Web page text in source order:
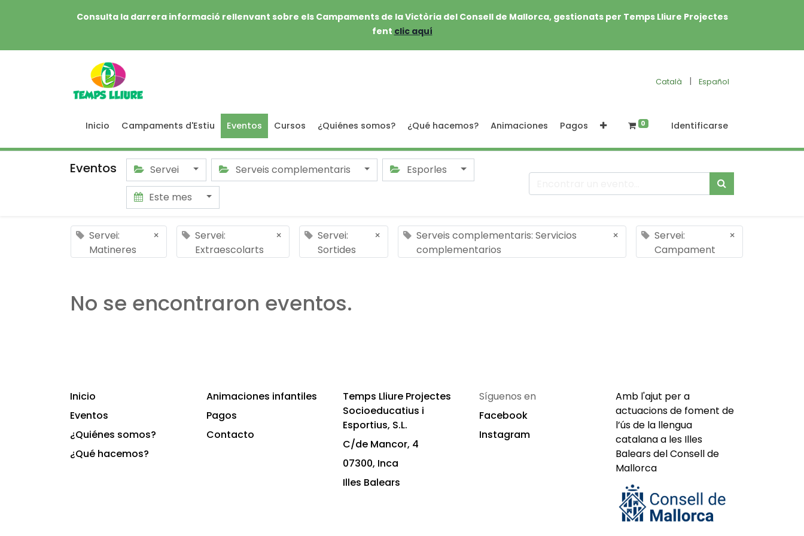
Consulta la darrera informació rellenvant sobre els Campaments de la Victòria del Consell de Mallorca, gestionats per Temps Lliure Projectes
fent clic aquí
Català | Español
Inicio Campaments d'Estiu Eventos Cursos ¿Quiénes somos? ¿Qué hacemos? Animaciones Pagos 0 Identificarse
Eventos Servei Serveis complementaris
Esporles
Este mes
Servei:
Matineres
×
Servei:
Extraescolarts
×
Servei:
Sortides
×
Serveis complementaris: Servicios
complementarios
×
Servei:
Campament
×
No se encontraron eventos.
Inicio
Eventos
¿Quiénes somos?
¿Qué hacemos?
Animaciones infantiles
Pagos
Contacto
Temps Lliure Projectes
Socioeducatius i
Esportius, S.L.
C/de Mancor, 4
07300, Inca
Illes Balears
Síguenos en
Facebook
Instagram
Amb l'ajut per a
actuacions de foment de
l’ús de la llengua
catalana a les Illes
Balears del Consell de
Mallorca